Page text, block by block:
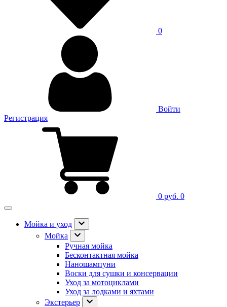
0
Войти
Регистрация
0 руб. 0
Мойка и уход
Мойка
Ручная мойка
Бесконтактная мойка
Наношампуни
Воски для сушки и консервации
Уход за мотоциклами
Уход за лодками и яхтами
Экстерьер